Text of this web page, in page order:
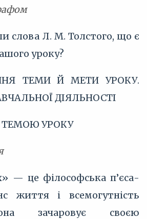
слова Л. М. Толстого, що є
уроку?
ТЕМИ Й МЕТИ УРОКУ.
ДІЯЛЬНОСТІ
ТЕМОЮ УРОКУ
— це філософська п’єса-
життя і всемогутність
зачаровує своєю